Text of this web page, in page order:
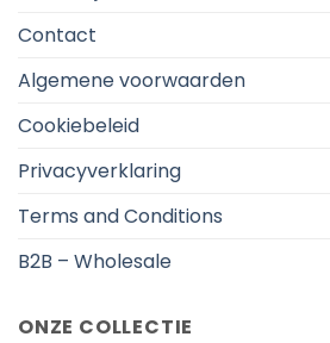
Contact
Algemene voorwaarden
Cookiebeleid
Privacyverklaring
Terms and Conditions
B2B – Wholesale
ONZE COLLECTIE